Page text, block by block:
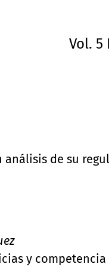
Vol. 5
de su
y